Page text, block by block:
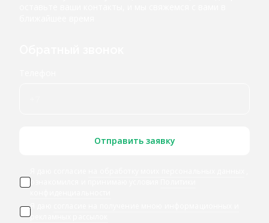
Отправить заявку
ознакомился и принимаю условия
Я даю
рекламных рассылок